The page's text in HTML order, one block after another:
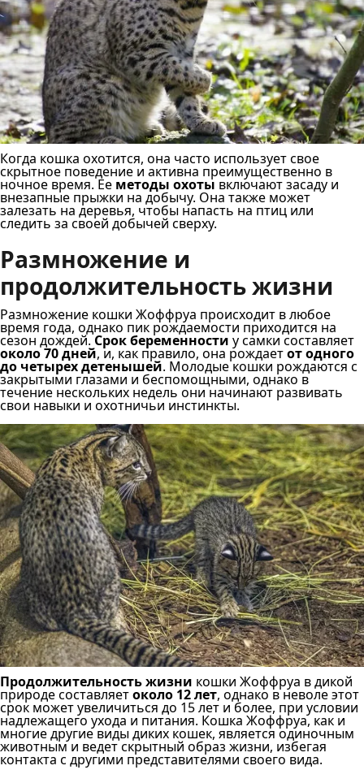
Когда кошка охотится, она часто использует свое
скрытное поведение и активна преимущественно в
ночное время. Ее методы охоты включают засаду и
внезапные прыжки на добычу. Она также может
залезать на деревья, чтобы напасть на птиц или
следить за своей добычей сверху.
Размножение и
продолжительность жизни
Размножение кошки Жоффруа происходит в любое
время года, однако пик рождаемости приходится на
сезон дождей.Срок беременности у самки составляет
около 70 дней, и, как правило, она рождаетот одного
до четырех детенышей. Молодые кошки рождаются с
закрытыми глазами и беспомощными, однако в
течение нескольких недель они начинают развивать
свои навыки и охотничьи инстинкты.
Продолжительность жизни кошки Жоффруа в дикой
природе составляетоколо 12 лет, однако в неволе этот
срок может увеличиться до 15 лет и более, при условии
надлежащего ухода и питания. Кошка Жоффруа, как и
многие другие виды диких кошек, является одиночным
животным и ведет скрытный образ жизни, избегая
контакта с другими представителями своего вида.